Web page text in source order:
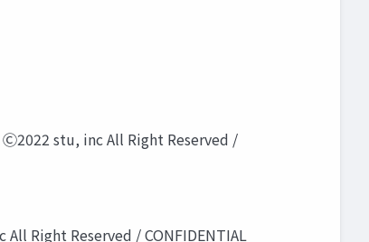
Ⓒ2022 stu, inc All Right Reserved /
Right Reserved / CONFIDENTIAL